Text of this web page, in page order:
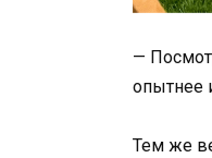
—
опытнее
Тем же